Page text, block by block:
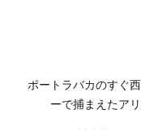
ポートラバカのすぐ
ーで捕まえたア